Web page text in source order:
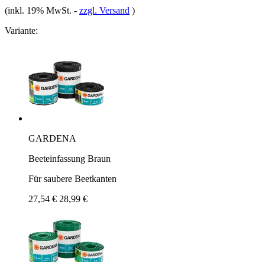
(inkl. 19% MwSt. - zzgl. Versand )
Variante:
GARDENA
Beeteinfassung Braun
Für saubere Beetkanten
27,54 € 28,99 €